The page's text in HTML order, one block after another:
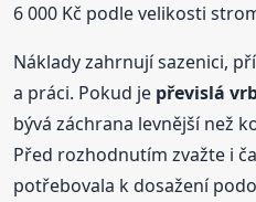
6 000 Kč podle velikosti
Náklady zahrnují sazenici,
a práci. Pokud je převislá
bývá záchrana levnější než
Před rozhodnutím zvažte i
potřebovala k dosažení